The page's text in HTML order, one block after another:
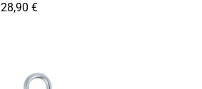
28,90 €
28,90 €